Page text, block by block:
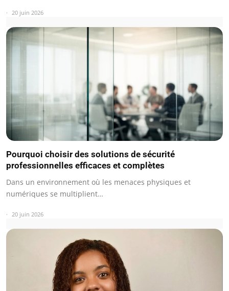
20 juin 2026
Pourquoi choisir des solutions de sécurité
professionnelles efficaces et complètes
Dans un environnement où les menaces physiques et
numériques se multiplient…
20 juin 2026